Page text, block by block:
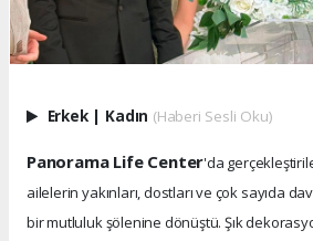
Erkek | Kadın (Haberi Sesli Oku)
Panorama Life Center'da
ailelerin yakınları, dostları ve çok sayıda
bir mutluluk şölenine dönüştü. Şık